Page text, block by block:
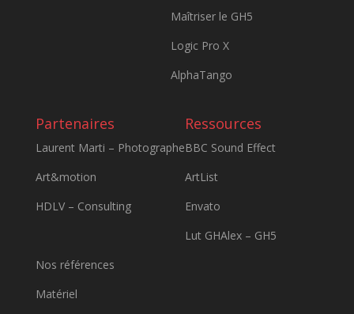
Maîtriser le GH5
Logic Pro X
AlphaTango
Partenaires
Laurent Marti – Photographe
Art&motion
HDLV – Consulting
Nos références
Matériel
Ressources
BBC Sound Effect
ArtList
Envato
Lut GHAlex – GH5